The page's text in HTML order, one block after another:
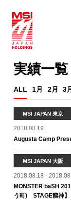
実績一覧
ALL 1月 2月 3月
MSI JAPAN 東京
2018.08.19
Augusta Camp
MSI JAPAN 大阪
2018.08.18 -
MONSTER baSH
う町) STAGE龍神】